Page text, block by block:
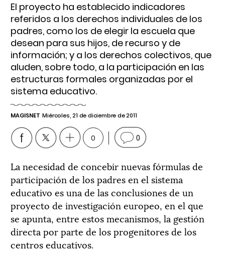
El proyecto ha establecido indicadores
referidos a los derechos individuales de los
padres, como los de elegir la escuela que
desean para sus hijos, de recurso y de
información; y a los derechos colectivos, que
aluden, sobre todo, a la participación en las
estructuras formales organizadas por el
sistema educativo.
MAGISNET Miércoles, 21 de diciembre de 2011
0 0
La necesidad de concebir nuevas fórmulas de
participación de los padres en el sistema
educativo es una de las conclusiones de un
proyecto de investigación europeo, en el que
se apunta, entre estos mecanismos, la gestión
directa por parte de los progenitores de los
centros educativos.